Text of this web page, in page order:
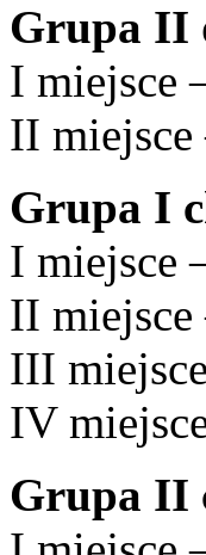
Grupa II
I miejsce
II
Grupa I
I miejsce
II miejsce
III
IV
Grupa II